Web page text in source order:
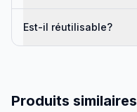
Est-il réutilisable?
Produits similaires